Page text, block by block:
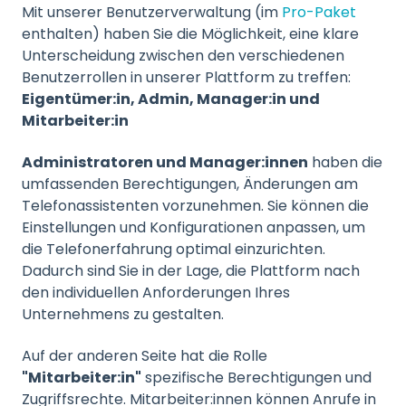
Mit unserer Benutzerverwaltung (im Pro-Paket
enthalten) haben Sie die Möglichkeit, eine klare
Unterscheidung zwischen den verschiedenen
Benutzerrollen in unserer Plattform zu treffen:
Eigentümer:in,Admin, Manager:in und
Mitarbeiter:in
Administratoren und Manager:innen haben die
umfassenden Berechtigungen, Änderungen am
Telefonassistenten vorzunehmen. Sie können die
Einstellungen und Konfigurationen anpassen, um
die Telefonerfahrung optimal einzurichten.
Dadurch sind Sie in der Lage, die Plattform nach
den individuellen Anforderungen Ihres
Unternehmens zu gestalten.
Auf der anderen Seite hat die Rolle
"Mitarbeiter:in" spezifische Berechtigungen und
Zugriffsrechte. Mitarbeiter:innen können Anrufe in